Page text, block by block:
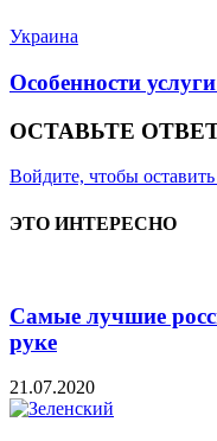
Украина
Особенности
ОСТАВЬТЕ
Войдите, чтобы
ЭТО ИНТЕРЕСНО
Самые лучшие
руке
21.07.2020